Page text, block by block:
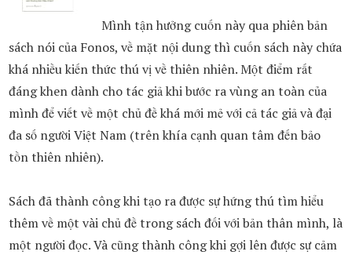
Mình tận hưởng cuốn này qua phiên bản
sách nói của Fonos, về mặt nội dung thì cuốn sách này chứa
khá nhiều kiến thức thú vị về thiên nhiên. Một điểm rất
đáng khen dành cho tác giả khi bước ra vùng an toàn của
mình để viết về một chủ đề khá mới mẻ với cả tác giả và đại
đa số người Việt Nam (trên khía cạnh quan tâm đến bảo
tồn thiên nhiên).
Sách đã thành công khi tạo ra được sự hứng thú tìm hiểu
thêm về một vài chủ đề trong sách đối với bản thân mình, là
một người đọc. Và cũng thành công khi gợi lên được sự cảm